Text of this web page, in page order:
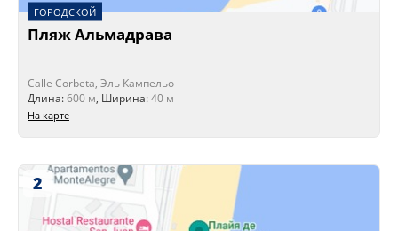
ГОРОДСКОЙ
Пляж Альмадрава
Calle Corbeta, Эль Кампельо
Длина:600 м, Ширина:40 м
На карте
2